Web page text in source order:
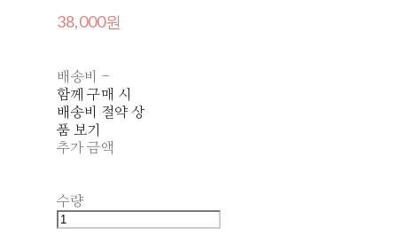
38,000원
배송비 -
함께 구매 시
배송비 절약 상
품 보기
추가 금액
수량